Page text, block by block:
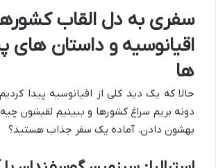
سفری به دل القاب
اقیانوسیه و داستان
ها
حالا که یک دید کلی از اقیانوسیه پیدا
دونه بریم سراغ کشورها و ببینیم لقبشون
بهشون دادن. آماده یک سفر جذاب هستید؟